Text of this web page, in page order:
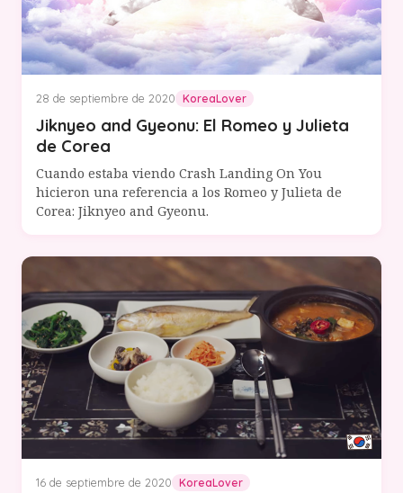
28 de septiembre de 2020 KoreaLover
Jiknyeo and Gyeonu: El Romeo y Julieta
de Corea
Cuando estaba viendo Crash Landing On You
hicieron una referencia a los Romeo y Julieta de
Corea: Jiknyeo and Gyeonu.
16 de septiembre de 2020 KoreaLover